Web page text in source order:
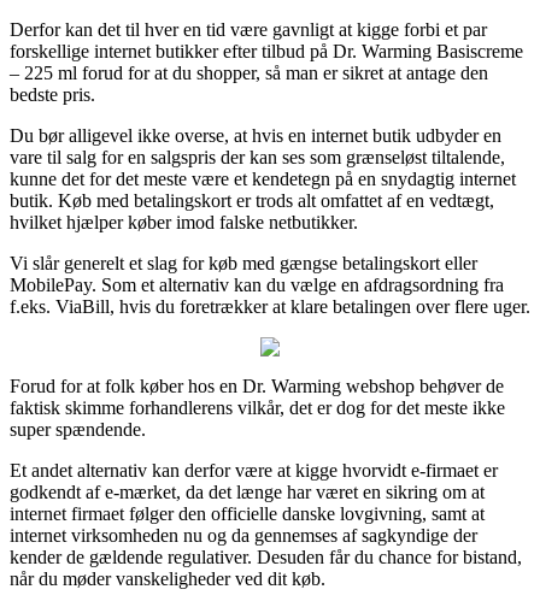
Derfor kan det til hver en tid være gavnligt at kigge forbi et par
forskellige internet butikker efter tilbud på Dr. Warming Basiscreme
– 225 ml forud for at du shopper, så man er sikret at antage den
bedste pris.
Du bør alligevel ikke overse, at hvis en internet butik udbyder en
vare til salg for en salgspris der kan ses som grænseløst tiltalende,
kunne det for det meste være et kendetegn på en snydagtig internet
butik. Køb med betalingskort er trods alt omfattet af en vedtægt,
hvilket hjælper køber imod falske netbutikker.
Vi slår generelt et slag for køb med gængse betalingskort eller
MobilePay. Som et alternativ kan du vælge en afdragsordning fra
f.eks. ViaBill, hvis du foretrækker at klare betalingen over flere uger.
Forud for at folk køber hos en Dr. Warming webshop behøver de
faktisk skimme forhandlerens vilkår, det er dog for det meste ikke
super spændende.
Et andet alternativ kan derfor være at kigge hvorvidt e-firmaet er
godkendt af e-mærket, da det længe har været en sikring om at
internet firmaet følger den officielle danske lovgivning, samt at
internet virksomheden nu og da gennemses af sagkyndige der
kender de gældende regulativer. Desuden får du chance for bistand,
når du møder vanskeligheder ved dit køb.